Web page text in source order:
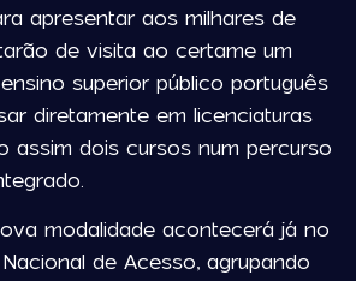
apresentar aos milhares de
de visita ao certame um
superior público português
diretamente em licenciaturas
assim dois cursos num percurso
modalidade acontecerá já no
de Acesso, agrupando